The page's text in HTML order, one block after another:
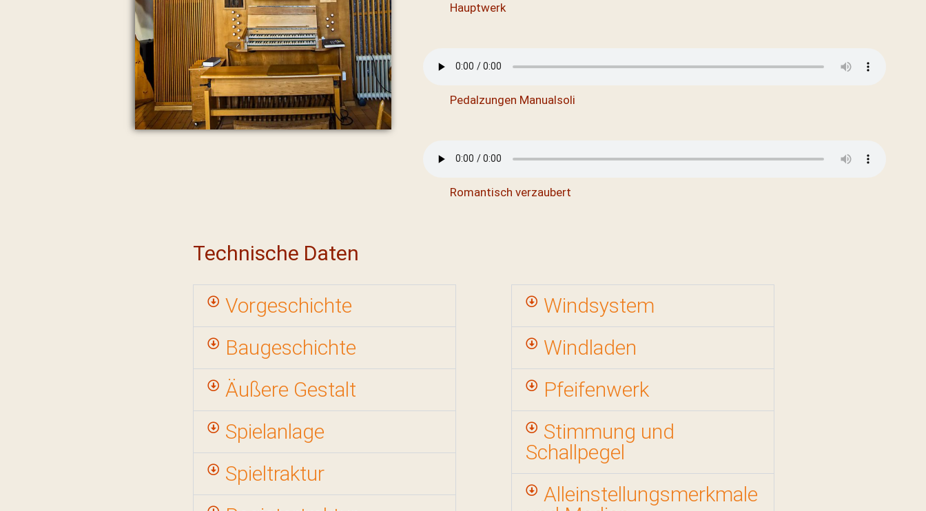
Hauptwerk
Pedalzungen Manualsoli
Romantisch verzaubert
Technische Daten
Vorgeschichte
Baugeschichte
Äußere Gestalt
Spielanlage
Spieltraktur
Windsystem
Windladen
Pfeifenwerk
Stimmung und
Schallpegel
Alleinstellungsmerkmale